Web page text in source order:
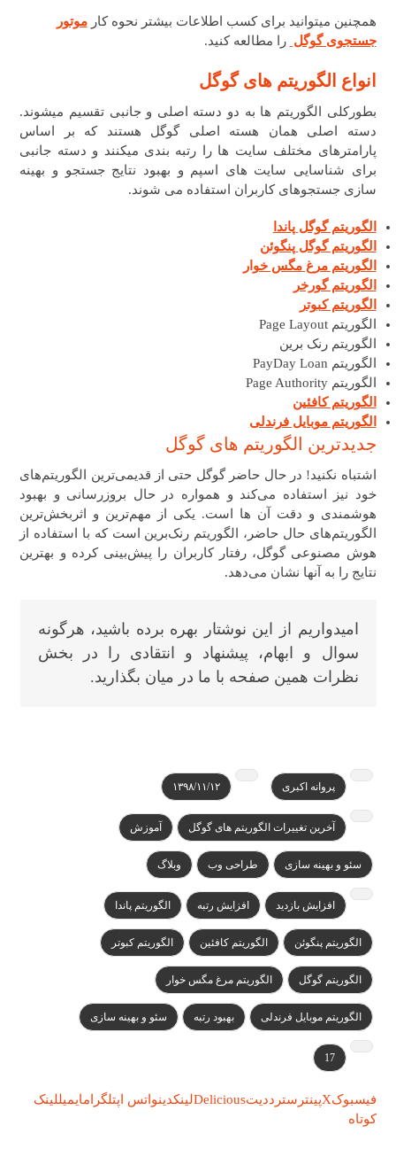
همچنین میتوانید برای کسب اطلاعات بیشتر نحوه کارموتور
جستجوی گوگل را مطالعه کنید.
انواع الگوریتم های گوگل
بطورکلی الگوریتم ها به دو دسته اصلی و جانبی تقسیم میشوند.
دسته اصلی همان هسته اصلی گوگل هستند که بر اساس
پارامترهای مختلف سایت ها را رتبه بندی میکنند و دسته جانبی
برای شناسایی سایت های اسپم و بهبود نتایج جستجو و بهینه
سازی جستجوهای کاربران استفاده می شوند.
الگوریتم گوگل پاندا
الگوریتم گوگل پنگوئن
الگوریتم مرغ مگس خوار
الگوریتم گورخر
الگوریتم کبوتر
الگوریتم Page Layout
الگوریتم رنک برین
الگوریتم PayDay Loan
الگوریتم Page Authority
الگوریتم کافئین
الگوریتم موبایل فرندلی
جدیدترین الگوریتم های گوگل
اشتباه نکنید! در حال حاضر گوگل حتی از قدیمی‌ترین الگوریتم‌های
خود نیز استفاده می‌کند و همواره در حال بروزرسانی و بهبود
هوشمندی و دقت آن ها است. یکی از مهم‌ترین و اثربخش‌ترین
الگوریتم‌های حال حاضر، الگوریتم رنک‌برین است که با استفاده از
هوش مصنوعی گوگل، رفتار کاربران را پیش‌بینی کرده و بهترین
نتایج را به آنها نشان می‌دهد.
امیدواریم از این نوشتار بهره برده باشید، هرگونه
سوال و ابهام، پیشنهاد و انتقادی را در بخش
نظرات همین صفحه با ما در میان بگذارید.
پروانه اکبری ۱۳۹۸/۱۱/۱۲
آخرین تغییرات الگوریتم های گوگل آموزش
سئو و بهینه سازی طراحی وب وبلاگ
افزایش بازدید افزایش رتبه الگوریتم پاندا
الگوریتم پنگوئن الگوریتم کافئین الگوریتم کبوتر
الگوریتم گوگل الگوریتم مرغ مگس خوار
الگوریتم موبایل فرندلی بهبود رتبه سئو و بهینه سازی
17
فیسبوکXپینترسترددیتDeliciousلینکدینواتس اپتلگرامایمیللینک
کوتاه